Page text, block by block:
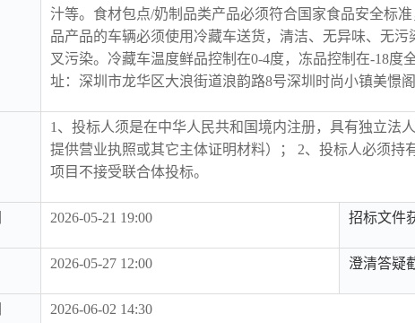
汁等。食材包点/奶制品类产品必须符合国家食品安全标
品产品的车辆必须使用冷藏车送货，清洁、无异味、无
叉污染。冷藏车温度鲜品控制在0-4度，冻品控制在-18
址：深圳市龙华区大浪街道浪韵路8号深圳时尚小镇美憬
1、投标人须是在中华人民共和国境内注册，具有独立法
提供营业执照或其它主体证明材料）； 2、投标人必须
项目不接受联合体投标。
2026-05-21 19:00 招标文件
2026-05-27 12:00 澄清答疑
2026-06-02 14:30